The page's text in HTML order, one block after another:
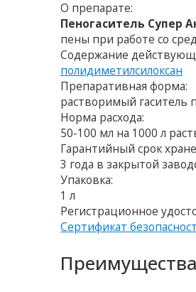
О препарате:
Пеногаситель Супер
пены при работе со
Содержание
полидиметилсилоксан
Препаративная форма:
растворимый гаситель
Норма расхода:
50-100 мл на 1000 л
Гарантийный срок
3 года в закрытой
Упаковка:
1 л
Регистрационное
Сертификат